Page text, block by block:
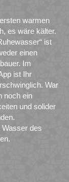
warmen
es wäre kälter.
ist
einen
Im
ist Ihr
War
noch ein
und solider
des